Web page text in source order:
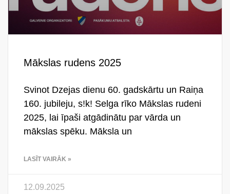
Mākslas rudens 2025
Svinot Dzejas dienu 60. gadskārtu un Raiņa
160. jubileju, s!k! Selga rīko Mākslas rudeni
2025, lai īpaši atgādinātu par vārda un
mākslas spēku. Māksla un
LASĪT VAIRĀK »
12.09.2025